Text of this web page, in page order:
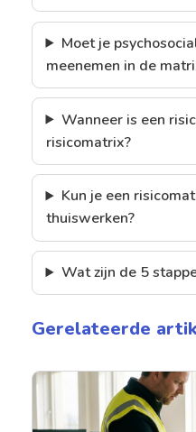
Moet je
meenemen in de
Wanneer is een
risicomatrix?
Kun je een
thuiswerken?
Wat zijn de 5
Gerelateerde